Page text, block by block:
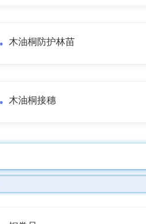
木油桐防护林苗
木油桐接穗